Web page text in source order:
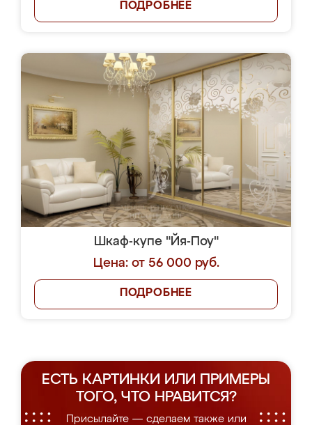
ПОДРОБНЕЕ
Шкаф-купе "Йя-Поу"
Цена: от 56 000 руб.
ПОДРОБНЕЕ
ЕСТЬ КАРТИНКИ ИЛИ ПРИМЕРЫ
ТОГО, ЧТО НРАВИТСЯ?
Присылайте — сделаем также или